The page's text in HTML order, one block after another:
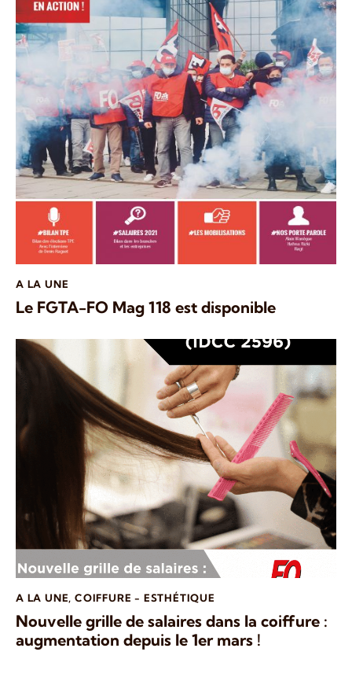
A LA UNE
Le FGTA-FO Mag 118 est disponible
A LA UNE,COIFFURE - ESTHÉTIQUE
Nouvelle grille de salaires dans la coiffure :
augmentation depuis le 1er mars !